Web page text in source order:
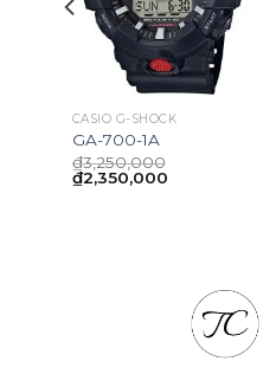
CASIO G-SHOCK
GA-700-1A
₫3,250,000
Original
price
₫2,350,000Current
Current
price